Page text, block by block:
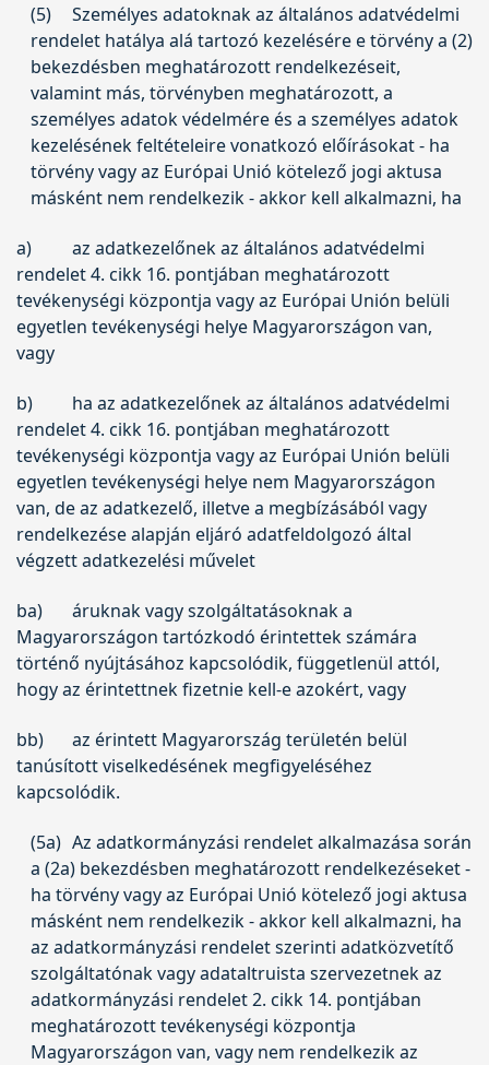
(5)
Személyes adatoknak az általános adatvédelmi
rendelet hatálya alá tartozó kezelésére e törvény a (2)
bekezdésben meghatározott rendelkezéseit,
valamint más, törvényben meghatározott, a
személyes adatok védelmére és a személyes adatok
kezelésének feltételeire vonatkozó előírásokat - ha
törvény vagy az Európai Unió kötelező jogi aktusa
másként nem rendelkezik - akkor kell alkalmazni, ha
a)
az adatkezelőnek az általános adatvédelmi
rendelet 4. cikk 16. pontjában meghatározott
tevékenységi központja vagy az Európai Unión belüli
egyetlen tevékenységi helye Magyarországon van,
vagy
b)
ha az adatkezelőnek az általános adatvédelmi
rendelet 4. cikk 16. pontjában meghatározott
tevékenységi központja vagy az Európai Unión belüli
egyetlen tevékenységi helye nem Magyarországon
van, de az adatkezelő, illetve a megbízásából vagy
rendelkezése alapján eljáró adatfeldolgozó által
végzett adatkezelési művelet
ba)
áruknak vagy szolgáltatásoknak a
Magyarországon tartózkodó érintettek számára
történő nyújtásához kapcsolódik, függetlenül attól,
hogy az érintettnek fizetnie kell-e azokért, vagy
bb)
az érintett Magyarország területén belül
tanúsított viselkedésének megfigyeléséhez
kapcsolódik.
(5a) Az adatkormányzási rendelet alkalmazása során
a (2a) bekezdésben meghatározott rendelkezéseket -
ha törvény vagy az Európai Unió kötelező jogi aktusa
másként nem rendelkezik - akkor kell alkalmazni, ha
az adatkormányzási rendelet szerinti adatközvetítő
szolgáltatónak vagy adataltruista szervezetnek az
adatkormányzási rendelet 2. cikk 14. pontjában
meghatározott tevékenységi központja
Magyarországon van, vagy nem rendelkezik az